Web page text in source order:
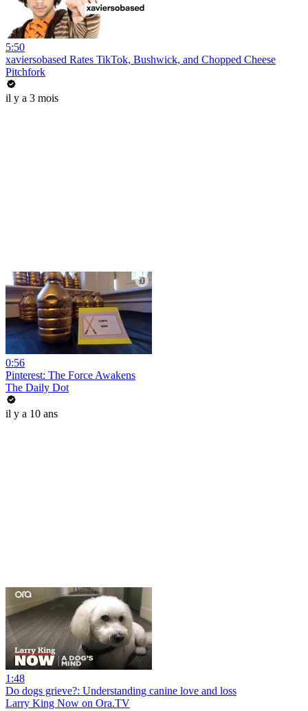
5:50
xaviersobased Rates TikTok, Bushwick, and Chopped Cheese
Pitchfork
il y a 3 mois
0:56
Pinterest: The Force Awakens
The Daily Dot
il y a 10 ans
1:48
Do dogs grieve?: Understanding canine love and loss
Larry King Now on Ora.TV